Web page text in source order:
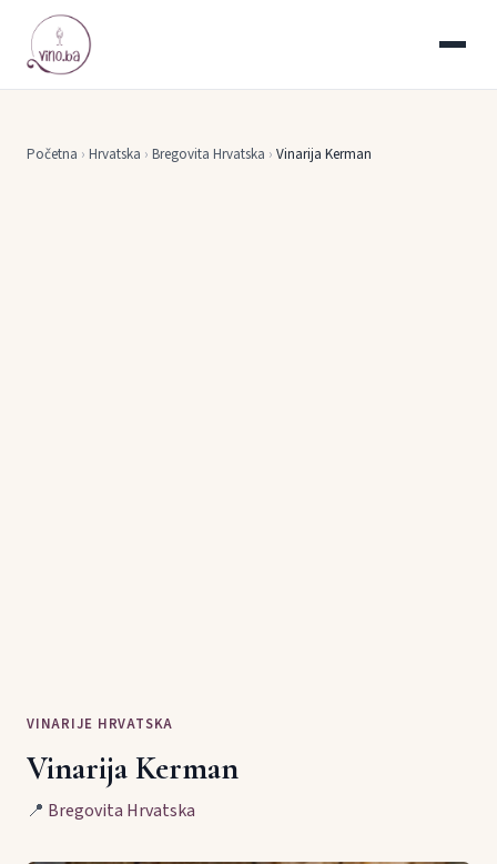
Početna › Hrvatska › Bregovita Hrvatska › Vinarija Kerman
VINARIJE HRVATSKA
Vinarija Kerman
📍 Bregovita Hrvatska